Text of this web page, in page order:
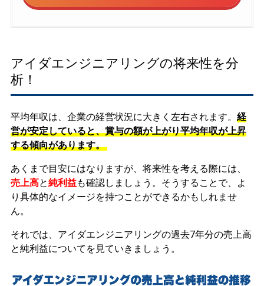
アイダエンジニアリングの将来性を分
析！
平均年収は、企業の経営状況に大きく左右されます。 経
営が安定していると、賞与の額が上がり平均年収が上昇
する傾向があります。
あくまで目安にはなりますが、将来性を考える際には、
売上高と純利益も確認しましょう。そうすることで、よ
り具体的なイメージを持つことができるかもしれませ
ん。
それでは、アイダエンジニアリングの過去7年分の売上高
と純利益についてを見ていきましょう。